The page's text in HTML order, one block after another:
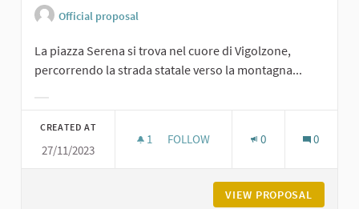
Official proposal
La piazza Serena si trova nel cuore di Vigolzone,
percorrendo la strada statale verso la montagna...
CREATED AT
27/11/2023
1 1 FOLLOWER
FOLLOW 0 0
VIEW PROPOSAL